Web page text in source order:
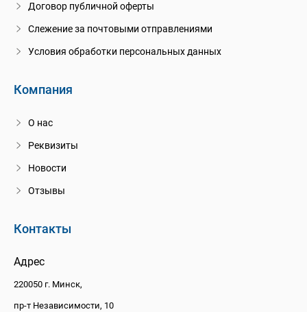
Договор публичной оферты
Слежение за почтовыми отправлениями
Условия обработки персональных данных
Компания
О нас
Реквизиты
Новости
Отзывы
Контакты
Адрес
220050 г. Минск,
пр-т Независимости, 10